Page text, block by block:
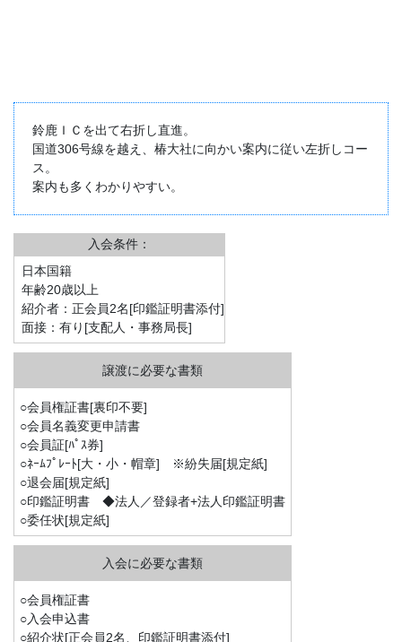
鈴鹿ＩＣを出て右折し直進。
国道306号線を越え、椿大社に向かい案内に従い左折しコー
ス。
案内も多くわかりやすい。
入会条件：
日本国籍
年齢20歳以上
紹介者：正会員2名[印鑑証明書添付]
面接：有り[支配人・事務局長]
○会員権証書[裏印不要]
○会員名義変更申請書
○会員証[ﾊﾟｽ券]
○ﾈｰﾑﾌﾟﾚｰﾄ[大・小・帽章] ※紛失届[規定紙]
○退会届[規定紙]
○印鑑証明書 ◆法人／登録者+法人印鑑証明書
○委任状[規定紙]
○会員権証書
○入会申込書
○紹介状[正会員2名、印鑑証明書添付]